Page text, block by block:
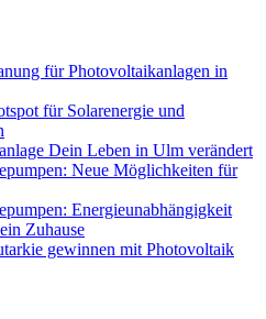
für Photovoltaikanlagen in
für Solarenergie und
Dein Leben in Ulm verändert
Neue Möglichkeiten für
Energieunabhängigkeit
Zuhause
gewinnen mit Photovoltaik